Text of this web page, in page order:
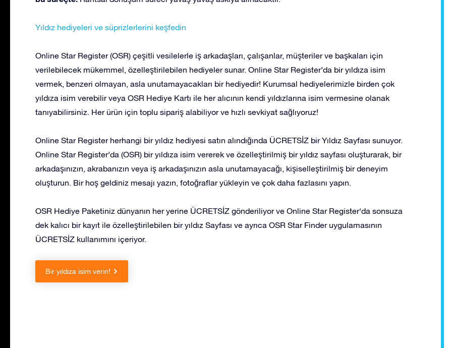
Yıldız hediyeleri ve süprizlerlerini keşfedin
Online Star Register (OSR) çeşitli vesilelerle iş arkadaşları, çalışanlar, müşteriler ve başkaları için
verilebilecek mükemmel, özelleştirilebilen hediyeler sunar. Online Star Register’da bir yıldıza isim
vermek, benzeri olmayan, asla unutamayacakları bir hediyedir! Kurumsal hediyelerimizle birden çok
yıldıza isim verebilir veya OSR Hediye Kartı ile her alıcının kendi yıldızlarına isim vermesine olanak
tanıyabilirsiniz. Her ürün için toplu sipariş alabiliyor ve hızlı sevkiyat sağlıyoruz!
Online Star Register herhangi bir yıldız hediyesi satın alındığında ÜCRETSİZ bir Yıldız Sayfası sunuyor.
Online Star Register’da (OSR) bir yıldıza isim vererek ve özelleştirilmiş bir yıldız sayfası oluşturarak, bir
arkadaşınızın, akrabanızın veya iş arkadaşınızın asla unutamayacağı, kişiselleştirilmiş bir deneyim
oluşturun. Bir hoş geldiniz mesajı yazın, fotoğraflar yükleyin ve çok daha fazlasını yapın.
OSR Hediye Paketiniz dünyanın her yerine ÜCRETSİZ gönderiliyor ve Online Star Register‘da sonsuza
dek kalıcı bir kayıt ile özelleştirilebilen bir yıldız Sayfası ve ayrıca OSR Star Finder uygulamasının
ÜCRETSİZ kullanımını içeriyor.
Bir yıldıza isim verin!